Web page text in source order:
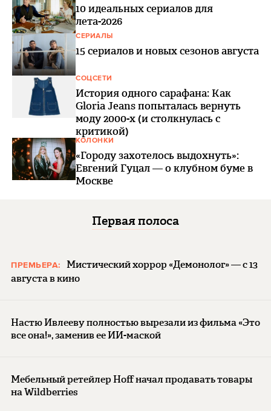
10 идеальных сериалов для
лета-2026
СЕРИАЛЫ
15 сериалов и новых сезонов августа
СОЦСЕТИ
История одного сарафана: Как
Gloria Jeans попыталась вернуть
моду 2000-х (и столкнулась с
критикой)
КОЛОНКИ
«Городу захотелось выдохнуть»:
Евгений Гуцал — о клубном буме в
Москве
Первая полоса
ПРЕМЬЕРА:
Мистический хоррор «Демонолог» — с 13
августа в кино
Настю Ивлееву полностью вырезали из фильма «Это
все она!», заменив ее ИИ-маской
Мебельный ретейлер Hoff начал продавать товары
на Wildberries